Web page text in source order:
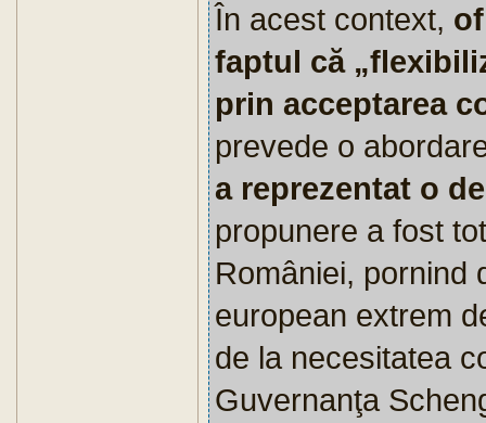
În acest context,
faptul că
prin acceptarea
prevede o
a reprezentat o
propunere a fost
României, pornind
european extrem
de la necesitatea
Guvernanţa